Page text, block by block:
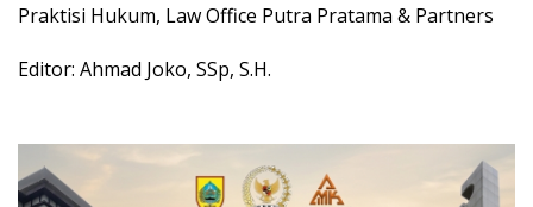
Praktisi Hukum, Law Office Putra Pratama & Partners
Editor: Ahmad Joko, SSp, S.H.